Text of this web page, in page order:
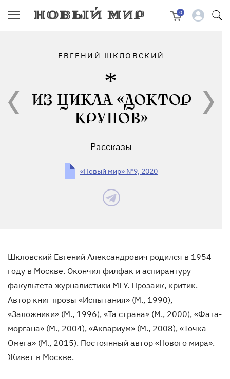
0
ЕВГЕНИЙ ШКЛОВСКИЙ
ИЗ ЦИКЛА «ДОКТОР
КРУПОВ»
Рассказы
«Новый мир» №9, 2020
Шкловский Евгений Александрович родился в 1954
году в Москве. Окончил филфак и аспирантуру
факультета журналистики МГУ. Прозаик, критик.
Автор книг прозы «Испытания» (М., 1990),
«Заложники» (М., 1996), «Та страна» (М., 2000), «Фата-
моргана» (М., 2004), «Аквариум» (М., 2008), «Точка
Омега» (М., 2015). Постоянный автор «Нового мира».
Живет в Москве.